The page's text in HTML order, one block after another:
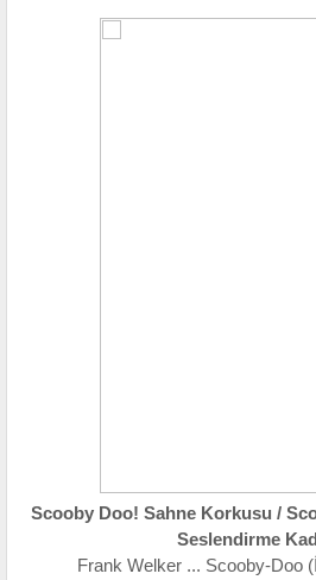
Scooby Doo! Sahne Korkusu /
Seslendirme
Frank Welker ... Scooby-Doo